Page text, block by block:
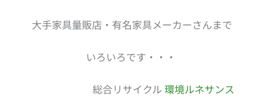
大手家具量販店・有名家具メーカーさんまで
いろいろです・・・
総合リサイクル 環境ルネサンス